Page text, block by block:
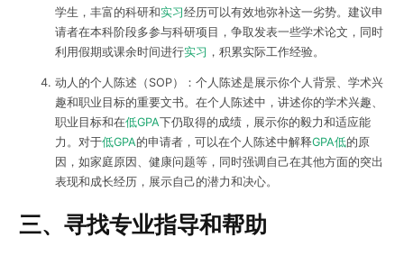
学生，丰富的科研和实习经历可以有效地弥补这一劣势。建议申
请者在本科阶段多参与科研项目，争取发表一些学术论文，同时
利用假期或课余时间进行实习 ，积累实际工作经验。
动人的个人陈述（SOP）：个人陈述是展示你个人背景、学术兴
趣和职业目标的重要文书。在个人陈述中，讲述你的学术兴趣、
职业目标和在低GPA下仍取得的成绩，展示你的毅力和适应能
力。对于低GPA的申请者，可以在个人陈述中解释GPA低的原
因，如家庭原因、健康问题等，同时强调自己在其他方面的突出
表现和成长经历，展示自己的潜力和决心。
三、寻找专业指导和帮助